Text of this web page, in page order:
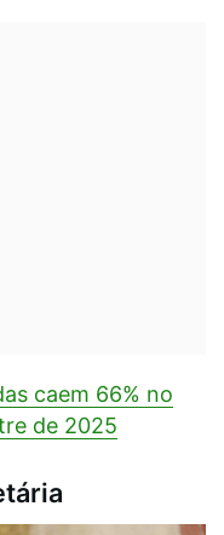
caem 66% no
de 2025